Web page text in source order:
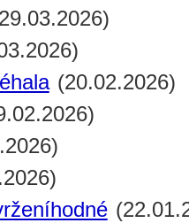
(20.02.2026)